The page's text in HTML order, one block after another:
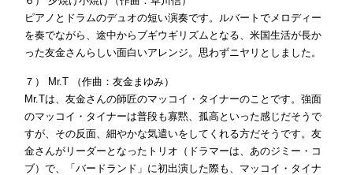
ピアノとドラムのデュオの短い演奏です。ルバートでメロディー
を奏でながら、途中からブギウギリズムとなる、米国生活が長か
った友金さんらしい面白いアレンジ。思わずニヤリとしました。
７） Mr.T （作曲：友金まゆみ）
Mr.Tは、友金さんの師匠のマッコイ・タイナーのことです。強面
のマッコイ・タイナーは普段も寡黙、孤高といった感じだそうで
すが、その反面、細やかな気遣いをしてくれる方だそうです。友
金さんがリーダーとなったトリオ（ドラマーは、あのジミー・コ
ブ）で、「バードランド」に初出演した際も、マッコイ・タイナ